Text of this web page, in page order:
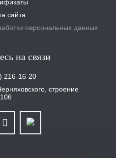
сайта
персональных данных
на связи
216-16-20
строение
106